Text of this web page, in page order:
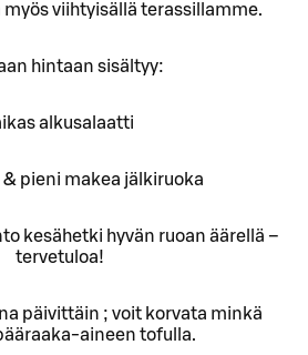
viihtyisällä terassillamme.
hintaan sisältyy:
alkusalaatti
pieni makea jälkiruoka
kesähetki hyvän ruoan äärellä –
tervetuloa!
päivittäin ; voit korvata minkä
aineen tofulla.